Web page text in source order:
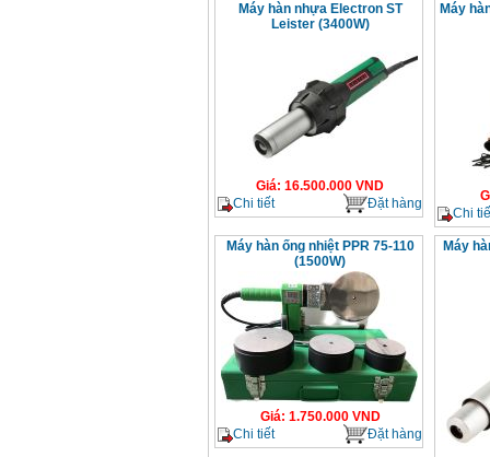
Máy hàn nhựa Electron ST
Leister (3400W)
Giá: 16.500.000 VND
Chi tiết
Đặt hàng
Máy
Chi
Máy hàn ống nhiệt PPR 75-110
(1500W)
Giá: 1.750.000VND
Chi tiết
Đặt hàng
Máy